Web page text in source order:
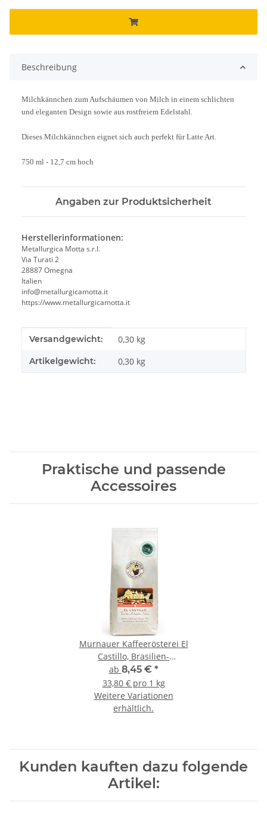
Beschreibung
Milchkännchen zum Aufschäumen von Milch in einem schlichten
und eleganten Design sowie aus rostfreiem Edelstahl.
Dieses Milchkännchen eignet sich auch perfekt für Latte Art.
750 ml - 12,7 cm hoch
Angaben zur Produktsicherheit
Herstellerinformationen:
Metallurgica Motta s.r.l.
Via Turati 2
28887 Omegna
Italien
info@metallurgicamotta.it
https://www.metallurgicamotta.it
Produkteigenschaft
Wert
Versandgewicht: 0,30 kg
Artikelgewicht: 0,30 kg
Praktische und passende
Accessoires
Murnauer Kaffeerösterei El
Castillo, Brasilien-
Kolumbien-Indien
ab 8,45 € *
33,80 € pro 1 kg
Weitere Variationen
erhältlich.
Kunden kauften dazu folgende
Artikel: